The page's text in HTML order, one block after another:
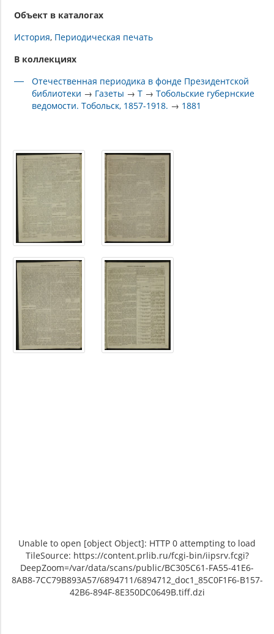
Объект в каталогах
История Периодическая печать
В коллекциях
Отечественная периодика в фонде Президентской
библиотеки → Газеты →Т →Тобольские губернские
ведомости. Тобольск, 1857-1918. → 1881
Unable to open [object Object]: HTTP 0 attempting to load
TileSource: https://content.prlib.ru/fcgi-bin/iipsrv.fcgi?
DeepZoom=/var/data/scans/public/BC305C61-FA55-41E6-
8AB8-7CC79B893A57/6894711/6894712_doc1_85C0F1F6-B157-
42B6-894F-8E350DC0649B.tiff.dzi